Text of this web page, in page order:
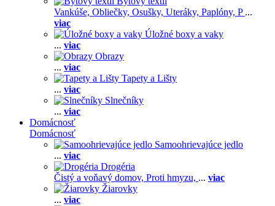
Vankúše, Obliečky, Osušky, Uteráky, Paplóny, P ...
viac
Úložné boxy a vaky
... viac
Obrazy
... viac
Tapety a Lišty
... viac
Slnečníky
... viac
Domácnosť
Domácnosť
Samoohrievajúce jedlo
... viac
Drogéria
Čistý a voňavý domov, Proti hmyzu, ... viac
Žiarovky
... viac